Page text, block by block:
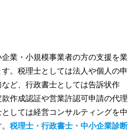
業・小規模事業者の方の支援を業
。税理士としては法人や個人の申
ど、行政書士としては告訴状作
作成認証や営業許認可申請の代理
しては経営コンサルティングを中
税理士・行政書士・中小企業診断